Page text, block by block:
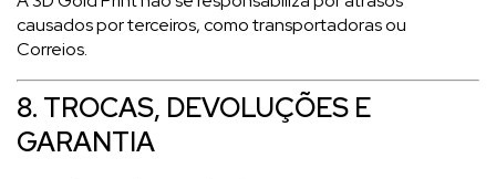
causados por terceiros, como transportadoras ou
Correios.
8. TROCAS, DEVOLUÇÕES E
GARANTIA